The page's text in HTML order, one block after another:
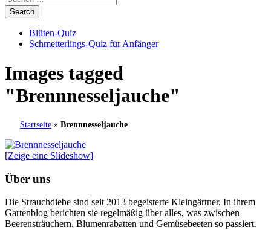
Blüten-Quiz
Schmetterlings-Quiz für Anfänger
Images tagged
"Brennnesseljauche"
Startseite » Brennnesseljauche
[Zeige eine Slideshow]
Über uns
Die Strauchdiebe sind seit 2013 begeisterte Kleingärtner. In ihrem
Gartenblog berichten sie regelmäßig über alles, was zwischen
Beerensträuchern, Blumenrabatten und Gemüsebeeten so passiert.